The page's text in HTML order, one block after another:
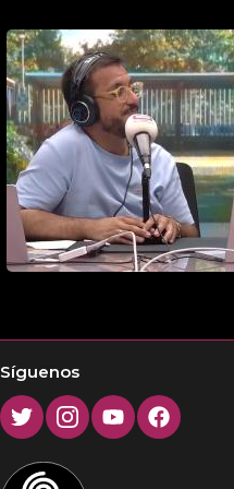
Síguenos
TwitterInstagram
YoutubeFacebook